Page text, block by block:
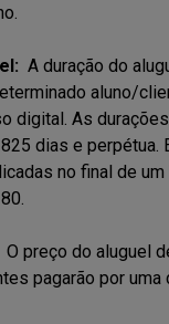
A duração do
aluno/
digital. As
dias e perpétua.
no final de um
O preço do aluguel
pagarão por uma